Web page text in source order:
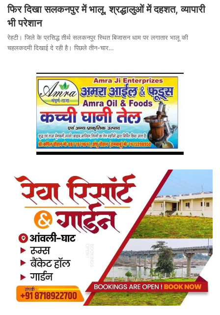
फिर दिखा सलकनपुर में भालू, श्रद्धालुओं में दहशत, व्यापारी
भी परेशान
रेहटी। जिले के प्रसिद्ध तीर्थ सलकनपुर स्थित बिजासन धाम पर लगातार भालू की
चहलकदमी दिखाई दे रही है। पिछले तीन-चार…